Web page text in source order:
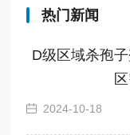
热门新闻
D级区域杀孢
2024-10-18